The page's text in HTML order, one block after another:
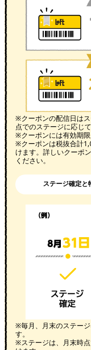
※クーポンの配信日は
点でのステージに応じ
※クーポンには有効期限
※クーポンは税抜合計
けます。詳しいクーポ
ください。
ステージ確定と
※毎月、月末のステー
す。
※ステージは、月末時